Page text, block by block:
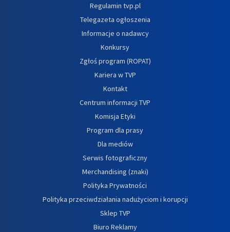
Regulamin tvp.pl
Telegazeta ogłoszenia
Informacje o nadawcy
Konkursy
Zgłoś program (ROPAT)
Kariera w TVP
Kontakt
Centrum informacji TVP
Komisja Etyki
Program dla prasy
Dla mediów
Serwis fotograficzny
Merchandising (znaki)
Polityka Prywatności
Polityka przeciwdziałania nadużyciom i korupcji
Sklep TVP
Biuro Reklamy